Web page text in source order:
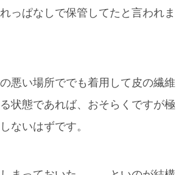
っぱなしで保管してたと言われま
悪い場所ででも着用して皮の繊維
状態であれば、おそらくですが極
ないはずです。